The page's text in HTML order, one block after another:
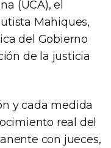
(UCA), el
Mahiques,
del Gobierno
de la justicia
y cada medida
real del
con jueces,